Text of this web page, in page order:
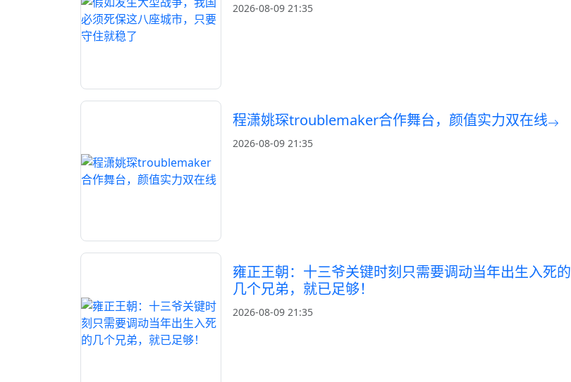
2026-08-09 21:35
程潇姚琛troublemaker合作舞台，颜值实力双在线
2026-08-09 21:35
雍正王朝：十三爷关键时刻只需要调动当年出生入死的
几个兄弟，就已足够！
2026-08-09 21:35